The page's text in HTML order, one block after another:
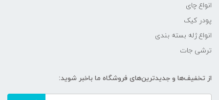
انواع چای
پودر کیک
انواع ژله بسته بندی
ترشی جات
از تخفیف‌ها و جدیدترین‌های فروشگاه ما باخبر شوید: